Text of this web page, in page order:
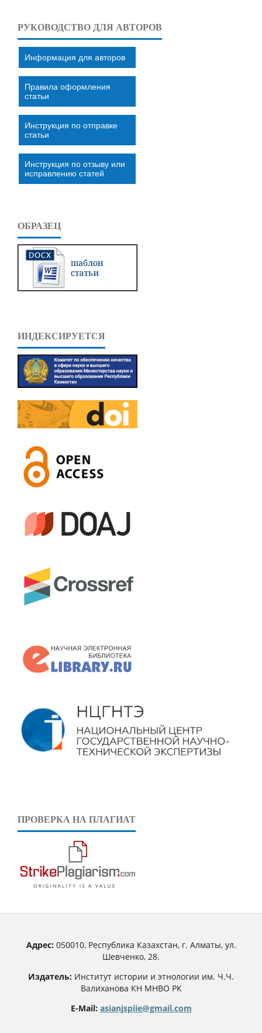
РУКОВОДСТВО ДЛЯ АВТОРОВ
Информация для авторов
Правила оформления
статьи
Инструкция по отправке
статьи
Инструкция по отзыву или
исправлению статей
ОБРАЗЕЦ
ИНДЕКСИРУЕТСЯ
ПРОВЕРКА НА ПЛАГИАТ
Адрес:050010, Республика Казахстан, г. Алматы, ул.
Шевченко, 28.
Издатель: Институт истории и этнологии им. Ч.Ч.
Валиханова КН МНВО РК
E-Mail: asianjspiie@gmail.com